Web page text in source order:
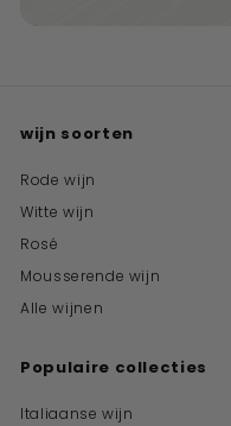
wijn soorten
Rode wijn
Witte wijn
Rosé
Mousserende wijn
Alle wijnen
Populaire collecties
Italiaanse wijn